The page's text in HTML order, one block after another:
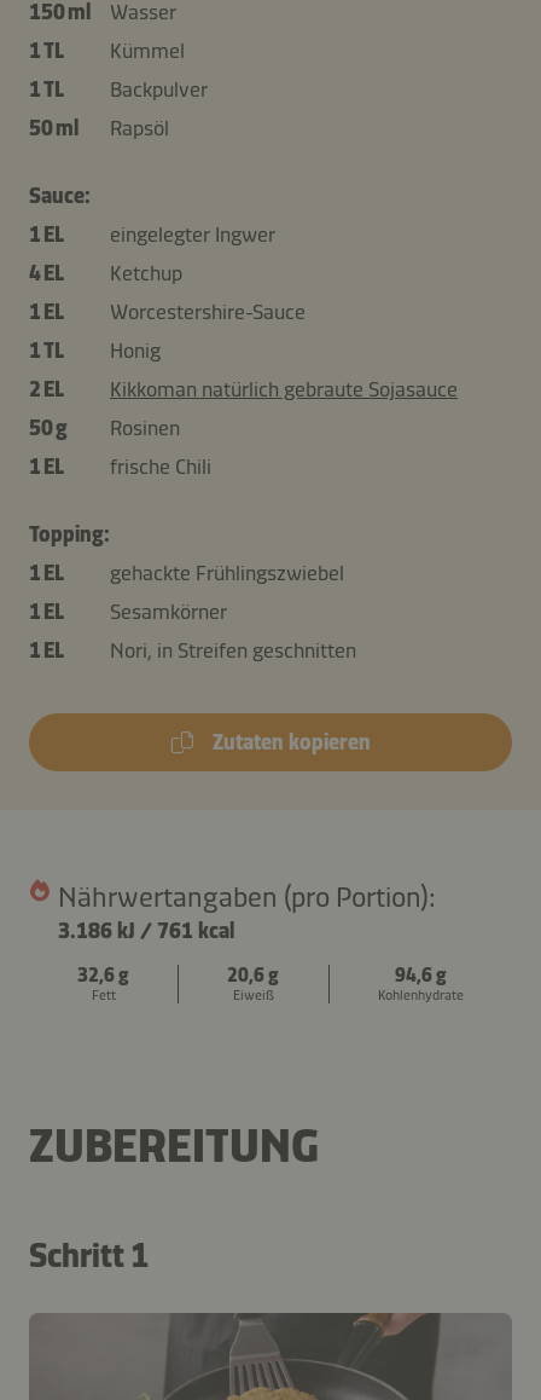
150 ml
Wasser
1 TL
Kümmel
1 TL
Backpulver
50 ml
Rapsöl
Sauce:
1 EL
eingelegter Ingwer
4 EL
Ketchup
1 EL
Worcestershire-Sauce
1 TL
Honig
2 EL
Kikkoman natürlich gebraute Sojasauce
50 g
Rosinen
1 EL
frische Chili
Topping:
1 EL
gehackte Frühlingszwiebel
1 EL
Sesamkörner
1 EL
Nori, in Streifen geschnitten
Zutaten kopieren
Nährwertangaben (pro Portion):
3.186 kJ / 761 kcal
32,6 g
Fett
20,6 g
Eiweiß
94,6 g
Kohlenhydrate
ZUBEREITUNG
Schritt 1